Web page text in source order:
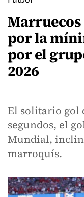
Marruecos
por la
por el
2026
El solitario gol
segundos, el
Mundial,
marroquís.